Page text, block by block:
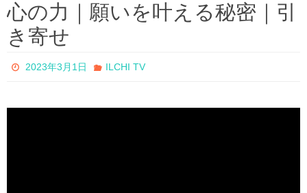
心の力｜願いを叶える秘密｜引
き寄せ
2023年3月1日 ILCHI TV